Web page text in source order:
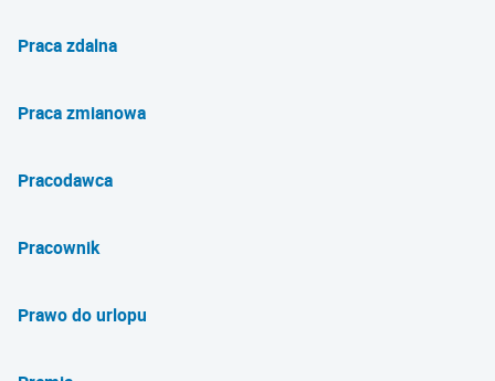
Praca zdalna
Praca zmianowa
Pracodawca
Pracownik
Prawo do urlopu